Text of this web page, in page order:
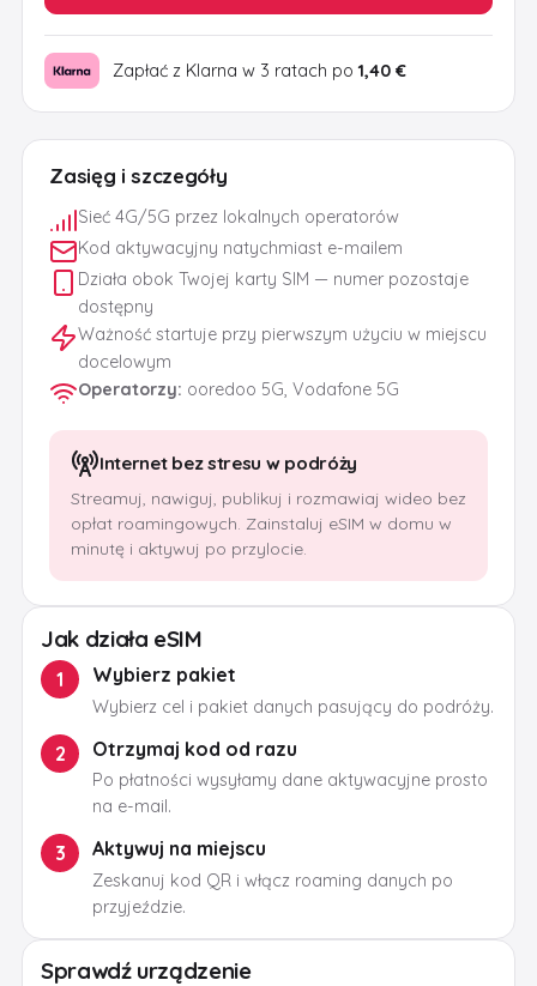
Zasięg i szczegóły
Sieć 4G/5G przez lokalnych operatorów
Kod aktywacyjny natychmiast e-mailem
Działa obok Twojej karty SIM — numer pozostaje
dostępny
Ważność startuje przy pierwszym użyciu w miejscu
docelowym
Operatorzy: ooredoo 5G, Vodafone 5G
Internet bez stresu w podróży
Streamuj, nawiguj, publikuj i rozmawiaj wideo bez
opłat roamingowych. Zainstaluj eSIM w domu w
minutę i aktywuj po przylocie.
Jak działa eSIM
1 Wybierz pakiet
Wybierz cel i pakiet danych pasujący do podróży.
2 Otrzymaj kod od razu
Po płatności wysyłamy dane aktywacyjne prosto
na e-mail.
3 Aktywuj na miejscu
Zeskanuj kod QR i włącz roaming danych po
przyjeździe.
Sprawdź urządzenie
Zapłać z Klarna w 3 ratach po 1,40 €